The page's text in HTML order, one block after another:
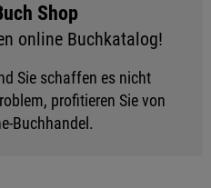
Shop
online Buchkatalog!
Sie schaffen es nicht
profitieren Sie von
Buchhandel.